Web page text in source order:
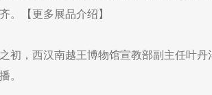
。【更多展品介绍】
初，西汉南越王博物馆宣教部副主任叶丹
。